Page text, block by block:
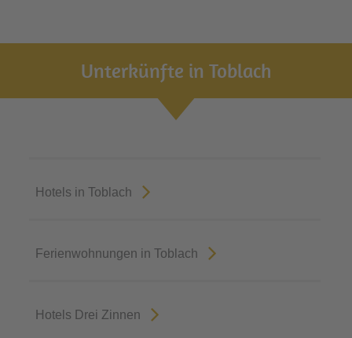
Unterkünfte in Toblach
Hotels in Toblach
Ferienwohnungen in Toblach
Hotels Drei Zinnen